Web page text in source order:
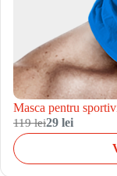
Masca pentru
119 lei29 lei